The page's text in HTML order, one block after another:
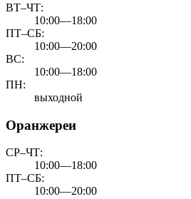
ВТ–ЧТ:
10:00—18:00
ПТ–СБ:
10:00—20:00
ВС:
10:00—18:00
ПН:
выходной
Оранжереи
СР–ЧТ:
10:00—18:00
ПТ–СБ:
10:00—20:00